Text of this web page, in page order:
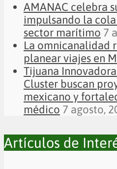
AMANAC celebra
impulsando la
sector marítimo 7
La omnicanalidad
planear viajes en
Tijuana
Cluster buscan
mexicano y
médico 7 agosto,
Artículos de